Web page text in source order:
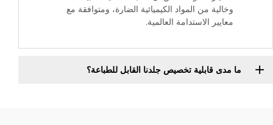
وخالية من المواد الكيميائية الضارة، ومتوافقة مع
معايير الاستدامة العالمية.
ما مدى قابلية تخصيص جلدنا القابل للطباعة؟